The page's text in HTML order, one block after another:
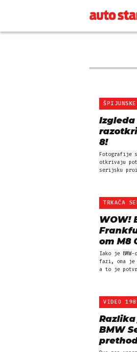
8!
Fotografije
otkrivaju
serijsku
WOW!
om M8
Iako je
fazi, ona je
a to je
BMW